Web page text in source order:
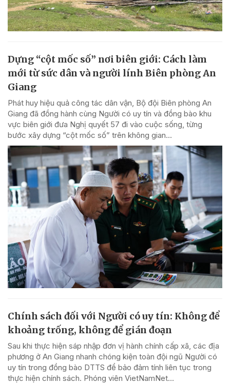
Dựng “cột mốc số” nơi biên giới: Cách làm
mới từ sức dân và người lính Biên phòng An
Giang
Phát huy hiệu quả công tác dân vận, Bộ đội Biên phòng An
Giang đã đồng hành cùng Người có uy tín và đồng bào khu
vực biên giới đưa Nghị quyết 57 đi vào cuộc sống, từng
bước xây dựng “cột mốc số” trên không gian...
Chính sách đối với Người có uy tín: Không để
khoảng trống, không để gián đoạn
Sau khi thực hiện sáp nhập đơn vị hành chính cấp xã, các địa
phương ở An Giang nhanh chóng kiện toàn đội ngũ Người có
uy tín trong đồng bào DTTS để bảo đảm tính liên tục trong
thực hiện chính sách. Phóng viên VietNamNet...